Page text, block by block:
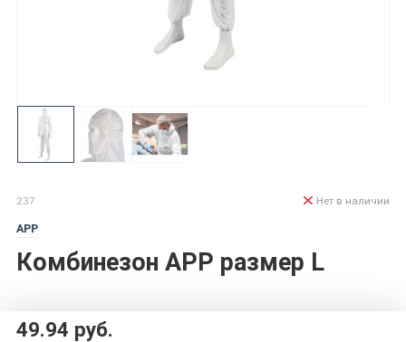
237
APP
Комбинезон APP размер L
Нет в наличии
49.94 руб.